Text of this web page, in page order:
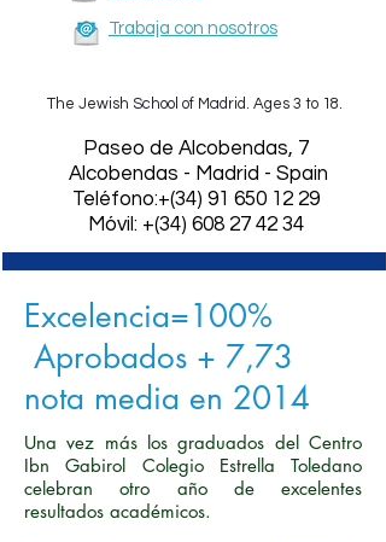
The Jewish School of Madrid. Ages 3 to 18.
Trabaja con nosotros
​Paseo de Alcobendas, 7
Alcobendas - Madrid - Spain
Teléfono:+(34) 91 650 12 29
Móvil: +(34) 608 27 42 34
Excelencia=100%
Aprobados + 7,73
nota media en 2014
Una vez más los graduados del Centro
Ibn Gabirol Colegio Estrella Toledano
celebran otro año de excelentes
resultados académicos.